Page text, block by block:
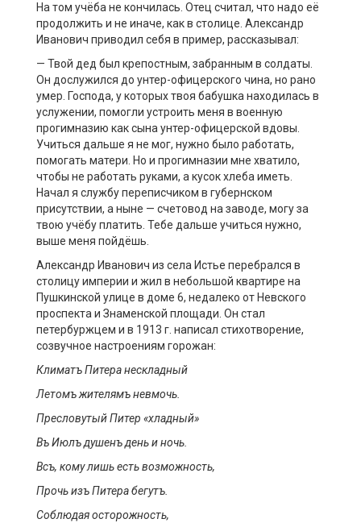
На том учёба не кончилась. Отец считал, что надо её
продолжить и не иначе, как в столице. Александр
Иванович приводил себя в пример, рассказывал:
— Твой дед был крепостным, забранным в солдаты.
Он дослужился до унтер-офицерского чина, но рано
умер. Господа, у которых твоя бабушка находилась в
услужении, помогли устроить меня в военную
прогимназию как сына унтер-офицерской вдовы.
Учиться дальше я не мог, нужно было работать,
помогать матери. Но и прогимназии мне хватило,
чтобы не работать руками, а кусок хлеба иметь.
Начал я службу переписчиком в губернском
присутствии, а ныне — счетовод на заводе, могу за
твою учёбу платить. Тебе дальше учиться нужно,
выше меня пойдёшь.
Александр Иванович из села Истье перебрался в
столицу империи и жил в небольшой квартире на
Пушкинской улице в доме 6, недалеко от Невского
проспекта и Знаменской площади. Он стал
петербуржцем и в 1913 г. написал стихотворение,
созвучное настроениям горожан:
КлиматъПитеранескладный
Летомъжителямъневмочь.
Пресловутый Питер «хладный»
ВъИюлъдушенъдень и ночь.
Всъ, кому лишь есть возможность,
ПрочьизъПитерабегутъ.
Соблюдая осторожность,